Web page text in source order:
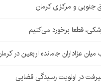
جنوبی و مرکزی کرمان
قطعا برخورد می‌کنیم
در اولویت رسیدگی قضایی